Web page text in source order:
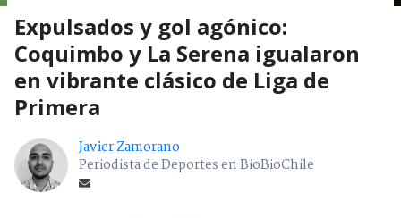
Expulsados y gol agónico:
Coquimbo y La Serena igualaron
en vibrante clásico de Liga de
Primera
Javier Zamorano
Periodista de Deportes en BioBioChile